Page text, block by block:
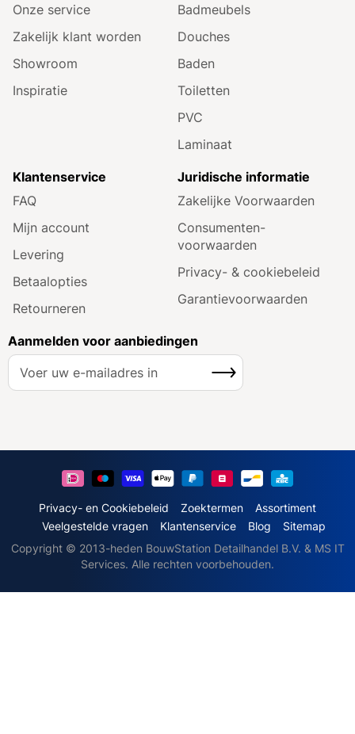
Onze service
Zakelijk klant worden
Showroom
Inspiratie
Badmeubels
Douches
Baden
Toiletten
PVC
Laminaat
Klantenservice
FAQ
Mijn account
Levering
Betaalopties
Retourneren
Juridische informatie
Zakelijke Voorwaarden
Consumenten­
voorwaarden
Privacy- & cookiebeleid
Garantie­voorwaarden
Aanmelden voor aanbiedingen
A
e
o
z
Inschrijven
Privacy- en Cookiebeleid Zoektermen
Assortiment
Veelgestelde vragen
Klantenservice Blog
Sitemap
Copyright © 2013-heden BouwStation Detailhandel B.V. & MS IT
Services. Alle rechten voorbehouden.